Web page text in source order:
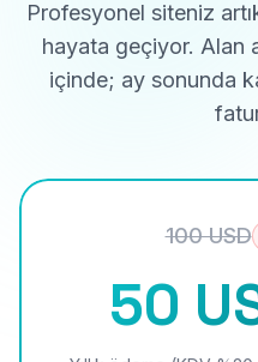
Profesyonel siteniz
hayata geçiyor. Alan
içinde; ay sonunda
100 USD
50